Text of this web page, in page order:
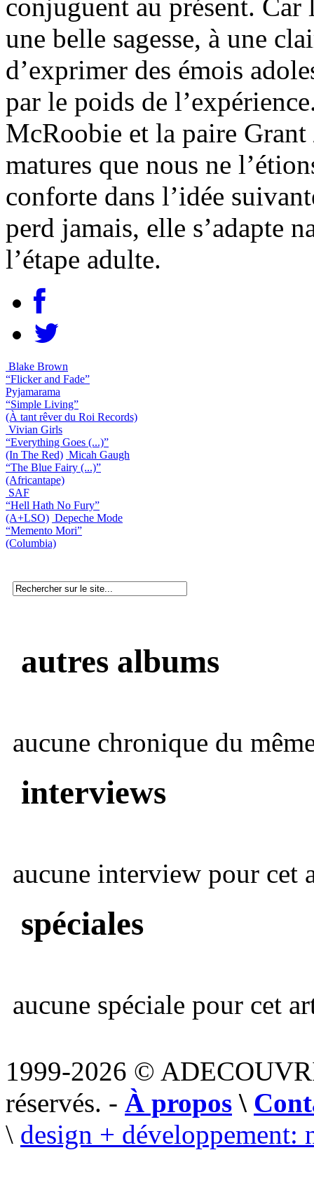
conjuguent au présent. Car
une belle sagesse, à une
d’exprimer des émois
par le poids de
McRoobie et la paire
matures que nous ne
conforte dans l’idée
perd jamais, elle s’adapte
l’étape adulte.
Blake Brown
“Flicker and Fade”
Pyjamarama
“Simple Living”
(À tant rêver du Roi Records)
Vivian Girls
“Everything Goes (...)”
(In The Red) Micah Gaugh
“The Blue Fairy (...)”
(Africantape)
SAF
“Hell Hath No Fury”
(A+LSO) Depeche Mode
“Memento Mori”
(Columbia)
autres albums
aucune chronique du
interviews
aucune interview pour cet
spéciales
aucune spéciale pour cet
1999-2026 ©
réservés. - À propos \
\ design + développement: